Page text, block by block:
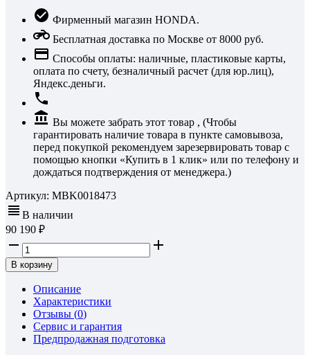
Фирменный магазин HONDA.
Бесплатная доставка по Москве от 8000 руб.
Способы оплаты: наличные, пластиковые карты,
оплата по счету, безналичный расчет (для юр.лиц),
Яндекс.деньги.
Вы можете забрать этот товар , (Чтобы
гарантировать наличие товара в пункте самовывоза,
перед покупкой рекомендуем зарезервировать товар с
помощью кнопки «Купить в 1 клик» или по телефону и
дождаться подтверждения от менеджера.)
Артикул: MBK0018473
В наличии
90 190
В корзину
Описание
Характеристики
Отзывы (0)
Сервис и гарантия
Предпродажная подготовка